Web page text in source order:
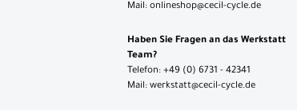
Mail: onlineshop@cecil-cycle.de
Haben Sie Fragen an das Werkstatt
Team?
Telefon: +49 (0) 6731 - 42341
Mail: werkstatt@cecil-cycle.de